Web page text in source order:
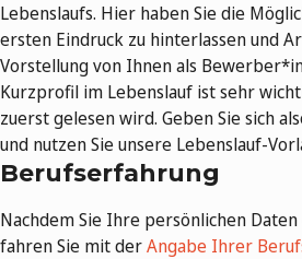
Lebenslaufs. Hier haben Sie die
ersten Eindruck zu hinterlassen und
Vorstellung von Ihnen als
Kurzprofil im Lebenslauf ist sehr
zuerst gelesen wird. Geben Sie sich
und nutzen Sie unsere Lebenslauf-
Berufserfahrung
Nachdem Sie Ihre persönlichen
fahren Sie mit derAngabe Ihrer